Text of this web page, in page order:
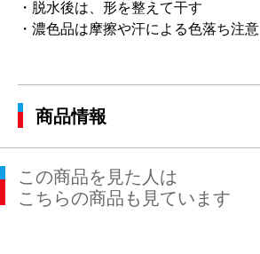
・脱水後は、形を整えて干す
・濃色品は摩擦や汗による色落ち注意
商品情報
この商品を見た人は
こちらの商品も見ています